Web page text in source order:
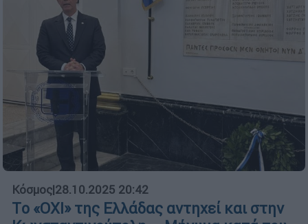
Κόσμος|28.10.2025 20:42
Tο «ΟΧΙ» της Ελλάδας αντηχεί και στην